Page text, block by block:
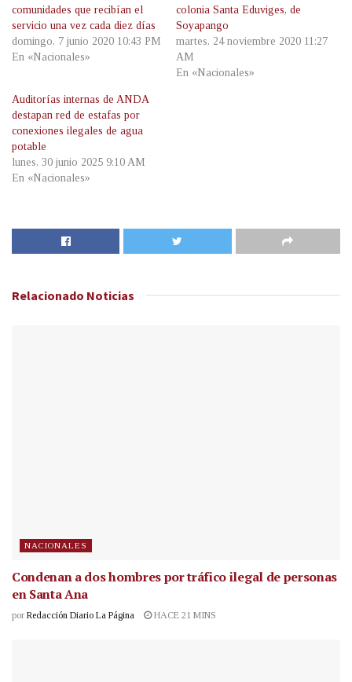
comunidades que recibían el
servicio una vez cada diez días
domingo, 7 junio 2020 10:43 PM
En «Nacionales»
colonia Santa Eduviges, de
Soyapango
martes, 24 noviembre 2020 11:27
AM
En «Nacionales»
Auditorías internas de ANDA
destapan red de estafas por
conexiones ilegales de agua
potable
lunes, 30 junio 2025 9:10 AM
En «Nacionales»
Relacionado Noticias
NACIONALES
Condenan a dos hombres por tráfico ilegal de personas
en Santa Ana
por Redacción Diario La Página HACE 21 MINS